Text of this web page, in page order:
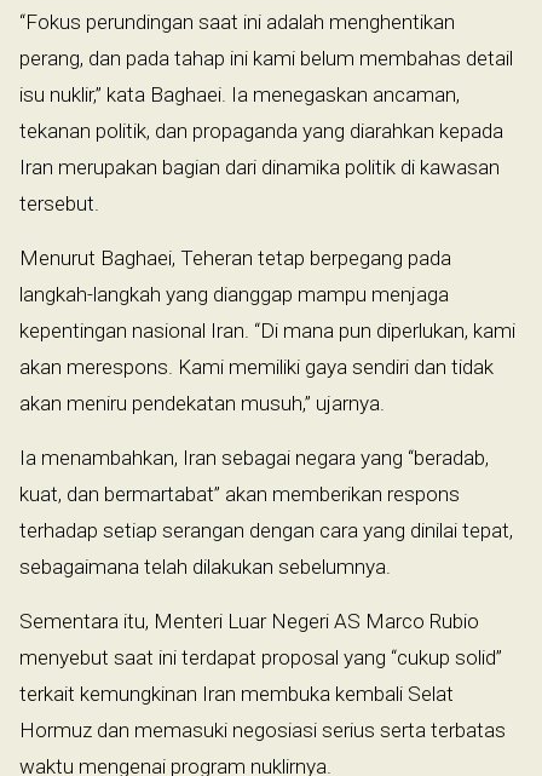
“Fokus perundingan saat ini adalah menghentikan
perang, dan pada tahap ini kami belum membahas detail
isu nuklir,” kata Baghaei. Ia menegaskan ancaman,
tekanan politik, dan propaganda yang diarahkan kepada
Iran merupakan bagian dari dinamika politik di kawasan
tersebut.
Menurut Baghaei, Teheran tetap berpegang pada
langkah-langkah yang dianggap mampu menjaga
kepentingan nasional Iran. “Di mana pun diperlukan, kami
akan merespons. Kami memiliki gaya sendiri dan tidak
akan meniru pendekatan musuh,” ujarnya.
Ia menambahkan, Iran sebagai negara yang “beradab,
kuat, dan bermartabat” akan memberikan respons
terhadap setiap serangan dengan cara yang dinilai tepat,
sebagaimana telah dilakukan sebelumnya.
Sementara itu, Menteri Luar Negeri AS Marco Rubio
menyebut saat ini terdapat proposal yang “cukup solid”
terkait kemungkinan Iran membuka kembali Selat
Hormuz dan memasuki negosiasi serius serta terbatas
waktu mengenai program nuklirnya.